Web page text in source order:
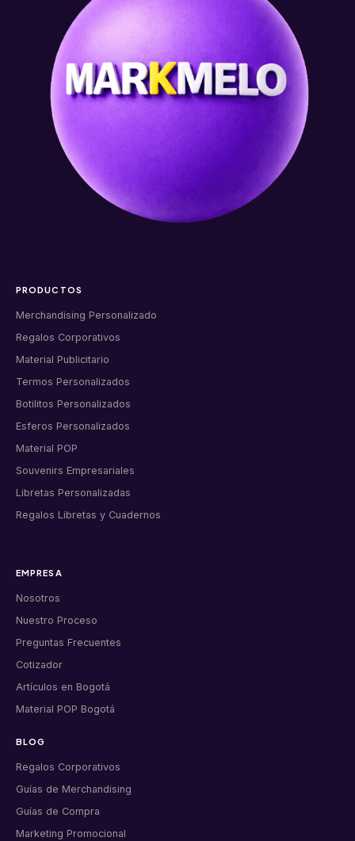
PRODUCTOS
Merchandising Personalizado
Regalos Corporativos
Material Publicitario
Termos Personalizados
Botilitos Personalizados
Esferos Personalizados
Material POP
Souvenirs Empresariales
Libretas Personalizadas
Regalos Libretas y Cuadernos
EMPRESA
Nosotros
Nuestro Proceso
Preguntas Frecuentes
Cotizador
Artículos en Bogotá
Material POP Bogotá
BLOG
Regalos Corporativos
Guías de Merchandising
Guías de Compra
Marketing Promocional